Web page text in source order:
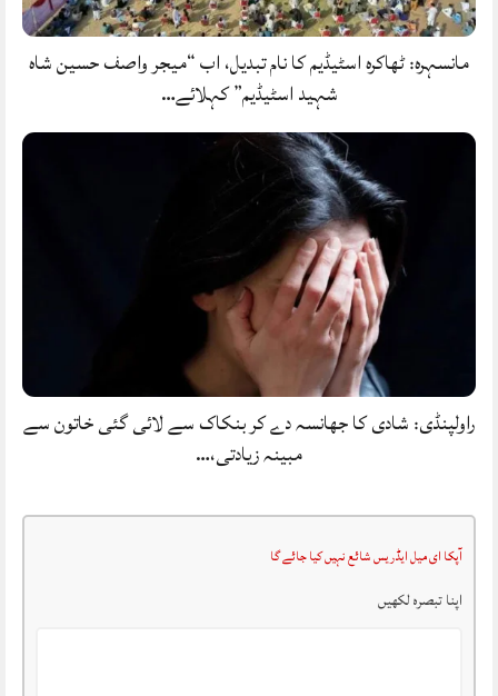
مانسہرہ: ٹھاکرہ اسٹیڈیم کا نام تبدیل، اب “میجر واصف حسین شاہ
شہید اسٹیڈیم” کہلائے…
راولپنڈی: شادی کا جھانسہ دے کر بنکاک سے لائی گئی خاتون سے
مبینہ زیادتی،…
آپکا ای میل ایڈریس شائع نہیں کیا جائے گا
اپنا تبصرہ لکھیں